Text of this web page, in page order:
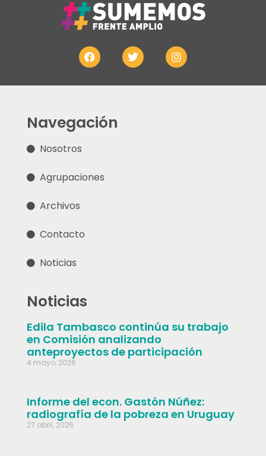
Navegación
Nosotros
Agrupaciones
Archivos
Contacto
Noticias
Noticias
Edila Tambasco continúa su trabajo
en Comisión analizando
anteproyectos de participación
4 mayo, 2026
Informe del econ. Gastón Núñez:
radiografía de la pobreza en Uruguay
27 abril, 2026